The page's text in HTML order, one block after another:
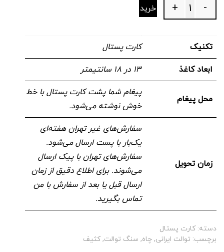
Quantity -
+ خرید
تکنیک کارت پستال
ابعاد کاغذ ۱۳ در ۱۸ سانتیمتر
محل پیغام
پیغام شما پشت کارت پستال با خط
خوش نوشته می‌شود.
زمان تحویل
سفارش‌های غیر تهران هفته‌ای
یک‌بار با پست ارسال می‌شود.
سفارش‌های تهران با پیک ارسال
می‌شوند. برای اطلاع دقیق از زمان
ارسال قبل یا بعد از سفارش با من
تماس بگیرید.
دسته:کارت پستال
برچسب: توالت ایرانی, چاه, سنگ توالت,کثیف